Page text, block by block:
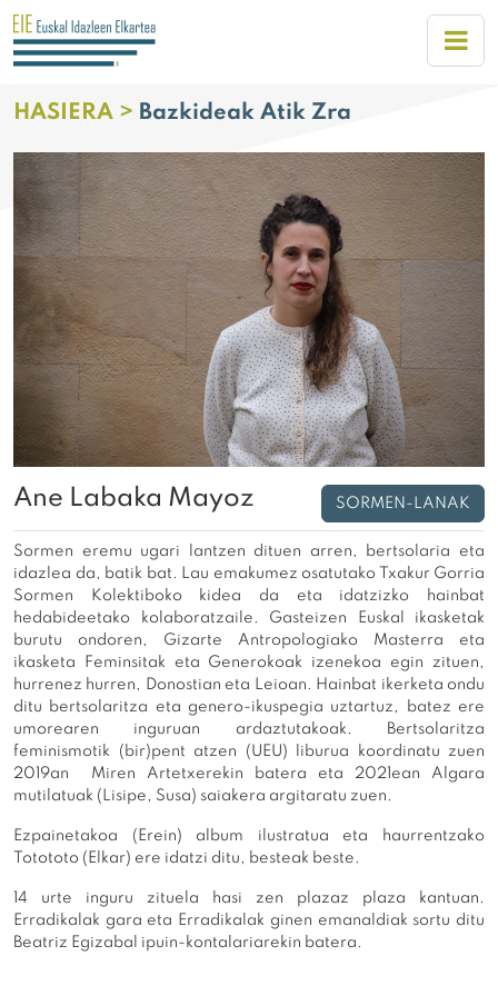
HASIERA > Bazkideak Atik Zra
Ane Labaka Mayoz SORMEN-LANAK
Sormen eremu ugari lantzen dituen arren, bertsolaria eta
idazlea da, batik bat. Lau emakumez osatutako Txakur Gorria
Sormen Kolektiboko kidea da eta idatzizko hainbat
hedabideetako kolaboratzaile. Gasteizen Euskal ikasketak
burutu ondoren, Gizarte Antropologiako Masterra eta
ikasketa Feminsitak eta Generokoak izenekoa egin zituen,
hurrenez hurren, Donostian eta Leioan. Hainbat ikerketa ondu
ditu bertsolaritza eta genero-ikuspegia uztartuz, batez ere
umorearen inguruan ardaztutakoak. Bertsolaritza
feminismotik (bir)pent atzen (UEU) liburua koordinatu zuen
2019an Miren Artetxerekin batera eta 2021ean Algara
mutilatuak (Lisipe, Susa) saiakera argitaratu zuen.
Ezpainetakoa (Erein) album ilustratua eta haurrentzako
Totototo (Elkar) ere idatzi ditu, besteak beste.
14 urte inguru zituela hasi zen plazaz plaza kantuan.
Erradikalak gara eta Erradikalak ginen emanaldiak sortu ditu
Beatriz Egizabal ipuin-kontalariarekin batera.